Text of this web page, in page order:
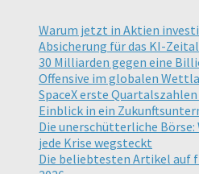
Warum jetzt in Aktien
Absicherung für das KI-
30 Milliarden gegen eine
Offensive im globalen
SpaceX erste
Einblick in ein
Die unerschütterliche
jede Krise wegsteckt
Die beliebtesten Artikel auf